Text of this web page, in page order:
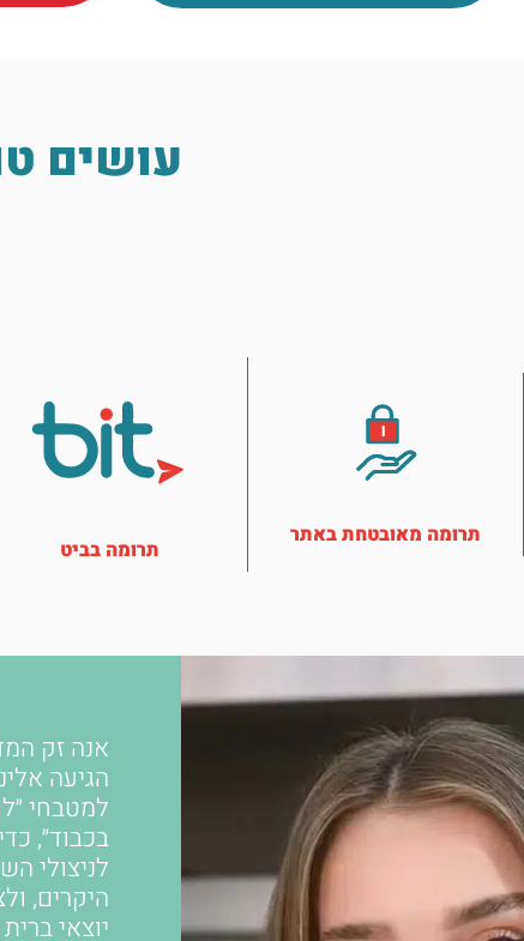
עושים
תרומה מאובטחת באתר
תרומה בביט
אנה זק
הגיעה
למטבחי
בכבוד״,
לניצולי
היקרים,
יוצאי